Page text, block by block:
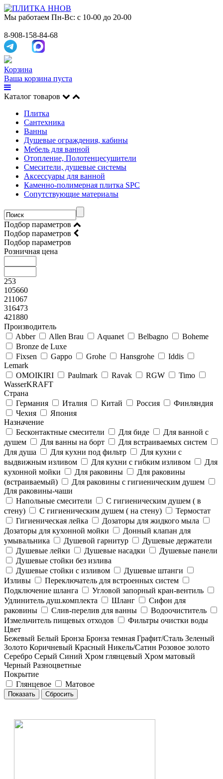
Мы работаем Пн-Вс: с 10-00 до 20-00
8-908-158-84-68
Корзина
Ваша корзина пуста
Каталог товаров
Плитка
Сантехника
Ванны
Душевые ограждения, кабины
Мебель для ванной
Отопление, Полотенцесушители
Смесители, душевые системы
Аксессуары для ванной
Каменно-полимерная плитка SPC
Сопутствующие материалы
Подбор параметров
Подбор параметров
Подбор параметров
Розничная цена
253
105660
211067
316473
421880
Производитель
Abber
Allen Brau Aquanet Belbagno
Boheme
Bronze de Luxe
Fixsen
Gappo Grohe Hansgrohe
Iddis
Lemark
OMOIKIRI
Paulmark Ravak RGW
Timo
WasserKRAFT
Страна
Германия
Италия Китай Россия
Финляндия
Чехия
Япония
Назначение
Бесконтактные смесители
Для биде
Для ванной с
душем
Для ванны на борт
Для встраиваемых систем
Для душа
Для кухни под фильтр
Для кухни с
выдвижным изливом
Для кухни с гибким изливом
Для
кухонной мойки
Для раковины
Для раковины
(встраиваемый)
Для раковины с гигиеническим душем
Для раковины-чаши
Напольные смесители
С гигиеническим душем ( в
стену)
С гигиеническим душем ( на стену)
Термостат
Гигиеническая лейка
Дозаторы для жидкого мыла
Дозаторы для кухонной мойки
Донный клапан для
умывальника
Душевой гарнитур
Душевые держатели
Душевые лейки
Душевые насадки
Душевые панели
Душевые стойки без излива
Душевые стойки с изливом
Душевые штанги
Изливы
Переключатель для встроенных систем
Подключение шланга
Угловой запорный кран-вентиль
Удлинитель душ.комплекта
Шланг
Сифон для
раковины
Слив-перелив для ванны
Водоочиститель
Измельчитель пищевых отходов
Фильтры очистки воды
Цвет
Бежевый Белый Бронза Бронза темная Графит/Сталь Зеленый
Золото Коричневый Красный Никель/Сатин Розовое золото
Серебро Серый Синий Хром глянцевый Хром матовый
Черный Разноцветные
Покрытие
Глянцевое
Матовое